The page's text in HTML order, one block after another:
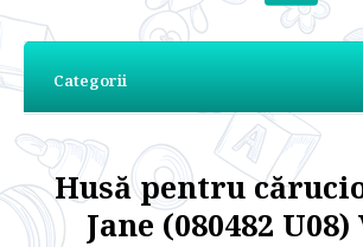
Categorii
Husă pentru
Jane (080482 U08)